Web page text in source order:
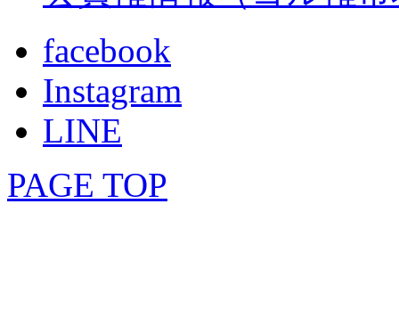
facebook
Instagram
LINE
PAGE TOP